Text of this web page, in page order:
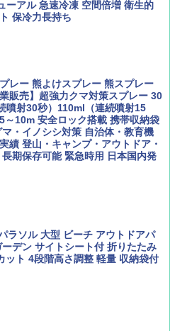
年8月号「南アルプス大全」
エアライン）2026年9月号【特
-パル) 2026年 9 月号【特別付録:
マル"旅"財布 ランダム2種】
A ヨーロッパ
歩き方 チェコ ポーランド スロヴ
～2027 地球の歩き方A ヨーロッ
方 スター・ウォーズ
地理 地図・統計・移動から読み
社現代新書)
(パイクスピーク) 着替えテン
たみ 防災グッズ 災害用トイレ ビ
BASE 《めざましテレビで紹介》
タッチ RENEW 幅200 2-3人用 43
パッとサッとテント ブラックコ
フルクローズ メッシュ 3-4人用
ポップアップテント エクルベージ
) PATC-150B(EB)
ーアル 急速冷凍 空間倍増 衛生的
保冷力長持ち
レー 熊よけスプレー 熊スプレー
業販売】超強力クマ対策スプレー 30
噴射30秒）110ml（連続噴射15
～10m 安全ロック搭載 携帯収納袋
・イノシシ対策 自治体・教育機
績 登山・キャンプ・アウトドア・
長期保存可能 緊急時用 日本国内発
ラソル 大型 ビーチ アウトドアパ
デン サイトシート付 折りたたみ
ット 4段階高さ調整 軽量 収納袋付